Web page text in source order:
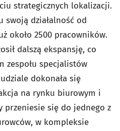
strategicznych lokalizacji.
swoją działalność od
około 2500 pracowników.
dalszą ekspansję, co
zespołu specjalistów
dokonała się
na rynku biurowym i
przeniesie się do jednego z
w kompleksie